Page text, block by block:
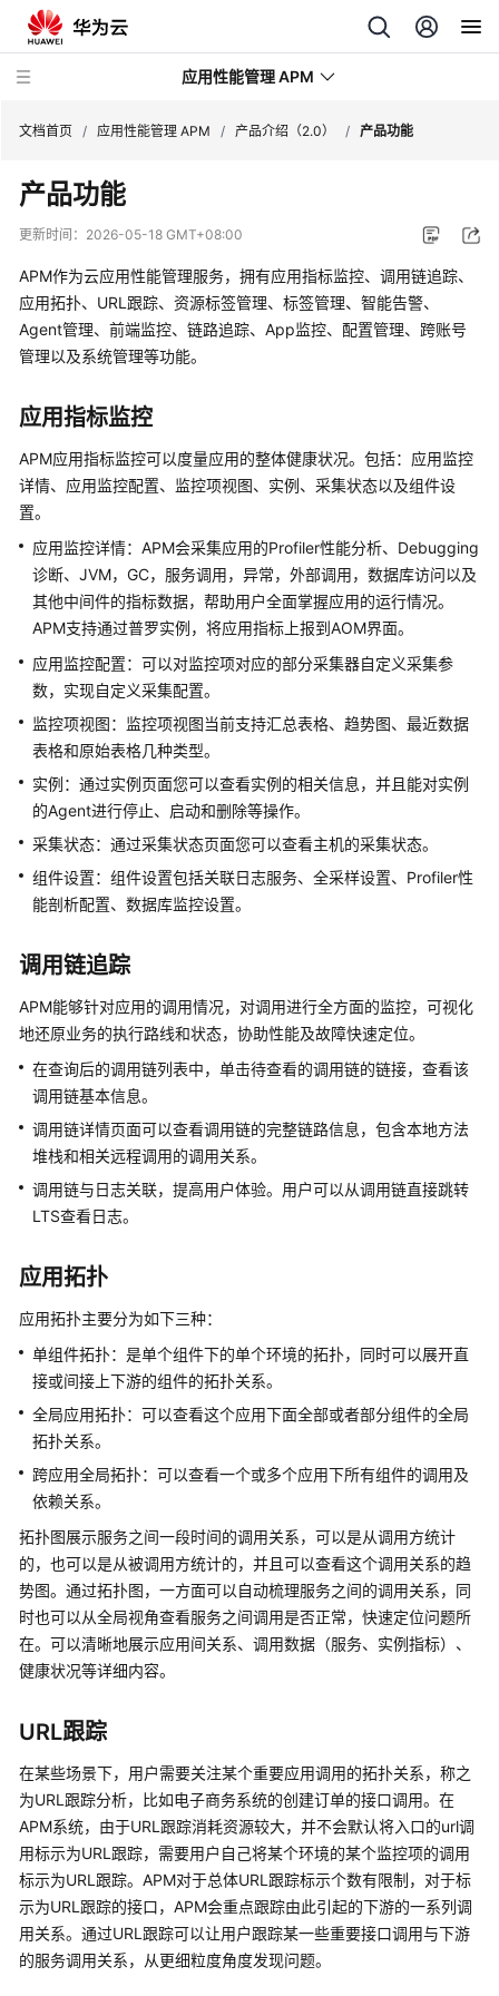
应用性能管理 APM
最
新
态
产
品
（2.0）
图
用
性
能
管
2.0
什
么
应
用
性
能
管
务
产
品
功
能
用
场
景
基
本
概
产
品
规
格
差
权
限
策
略
与
项
指
总
览
隐
私
与
文档首页 / 应用性能管理 APM / 产品介绍（2.0） / 产品功能
产品功能
更新时间： 2026-05-18 GMT+08:00
APM作为云应用性能管理服务，拥有应用指标监控、调用链追踪、
应用拓扑、URL跟踪、资源标签管理、标签管理、智能告警、
Agent管理、前端监控、链路追踪、App监控、配置管理、跨账号
管理以及系统管理等功能。
应用指标监控
APM应用指标监控可以度量应用的整体健康状况。包括：应用监控
详情、应用监控配置、监控项视图、实例、采集状态以及组件设
置。
应用监控详情：APM会采集应用的Profiler性能分析、Debugging
诊断、JVM，GC，服务调用，异常，外部调用，数据库访问以及
其他中间件的指标数据，帮助用户全面掌握应用的运行情况。
APM支持通过普罗实例，将应用指标上报到AOM界面。
应用监控配置：可以对监控项对应的部分采集器自定义采集参
数，实现自定义采集配置。
监控项视图：监控项视图当前支持汇总表格、趋势图、最近数据
表格和原始表格几种类型。
实例：通过实例页面您可以查看实例的相关信息，并且能对实例
的Agent进行停止、启动和删除等操作。
采集状态：通过采集状态页面您可以查看主机的采集状态。
组件设置：组件设置包括关联日志服务、全采样设置、Profiler性
能剖析配置、数据库监控设置。
调用链追踪
APM能够针对应用的调用情况，对调用进行全方面的监控，可视化
地还原业务的执行路线和状态，协助性能及故障快速定位。
在查询后的调用链列表中，单击待查看的调用链的链接，查看该
调用链基本信息。
调用链详情页面可以查看调用链的完整链路信息，包含本地方法
堆栈和相关远程调用的调用关系。
调用链与日志关联，提高用户体验。用户可以从调用链直接跳转
LTS查看日志。
应用拓扑
应用拓扑主要分为如下三种：
单组件拓扑：是单个组件下的单个环境的拓扑，同时可以展开直
接或间接上下游的组件的拓扑关系。
全局应用拓扑：可以查看这个应用下面全部或者部分组件的全局
拓扑关系。
跨应用全局拓扑：可以查看一个或多个应用下所有组件的调用及
依赖关系。
拓扑图展示服务之间一段时间的调用关系，可以是从调用方统计
的，也可以是从被调用方统计的，并且可以查看这个调用关系的趋
势图。通过拓扑图，一方面可以自动梳理服务之间的调用关系，同
时也可以从全局视角查看服务之间调用是否正常，快速定位问题所
在。可以清晰地展示应用间关系、调用数据（服务、实例指标）、
健康状况等详细内容。
URL跟踪
在某些场景下，用户需要关注某个重要应用调用的拓扑关系，称之
为URL跟踪分析，比如电子商务系统的创建订单的接口调用。在
APM系统，由于URL跟踪消耗资源较大，并不会默认将入口的url调
用标示为URL跟踪，需要用户自己将某个环境的某个监控项的调用
标示为URL跟踪。APM对于总体URL跟踪标示个数有限制，对于标
示为URL跟踪的接口，APM会重点跟踪由此引起的下游的一系列调
用关系。通过URL跟踪可以让用户跟踪某一些重要接口调用与下游
的服务调用关系，从更细粒度角度发现问题。